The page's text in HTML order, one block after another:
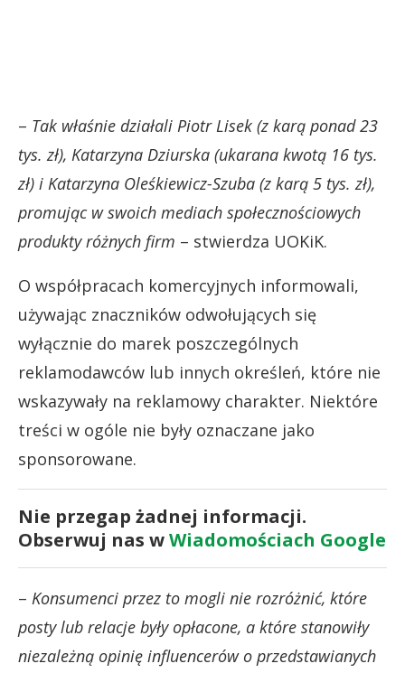
– Tak właśnie działali Piotr Lisek (z karą ponad 23
tys. zł), Katarzyna Dziurska (ukarana kwotą 16 tys.
zł) i Katarzyna Oleśkiewicz-Szuba (z karą 5 tys. zł),
promując w swoich mediach społecznościowych
produkty różnych firm – stwierdza UOKiK.
O współpracach komercyjnych informowali,
używając znaczników odwołujących się
wyłącznie do marek poszczególnych
reklamodawców lub innych określeń, które nie
wskazywały na reklamowy charakter. Niektóre
treści w ogóle nie były oznaczane jako
sponsorowane.
Nie przegap żadnej informacji.
Obserwuj nas wWiadomościach Google
– Konsumenci przez to mogli nie rozróżnić, które
posty lub relacje były opłacone, a które stanowiły
niezależną opinię influencerów o przedstawianych